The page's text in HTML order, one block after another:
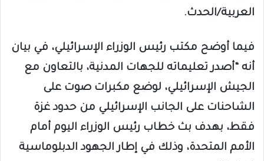
العربية/الحدث.
فيما أوضح مكتب رئيس الوزراء الإسرائيلي، في بيان
أنه “أصدر تعليماته للجهات المدنية، بالتعاون مع
الجيش الإسرائيلي، لوضع مكبرات صوت على
الشاحنات على الجانب الإسرائيلي من حدود غزة
فقط، بهدف بث خطاب رئيس الوزراء اليوم أمام
الأمم المتحدة، وذلك في إطار الجهود الدبلوماسية